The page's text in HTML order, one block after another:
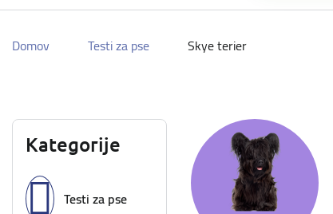
Domov Testi za pse Skye terier
Kategorije
Testi za pse